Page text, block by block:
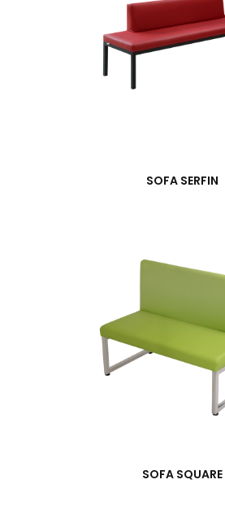
SOFA SERFIN
SOFA SQUARE